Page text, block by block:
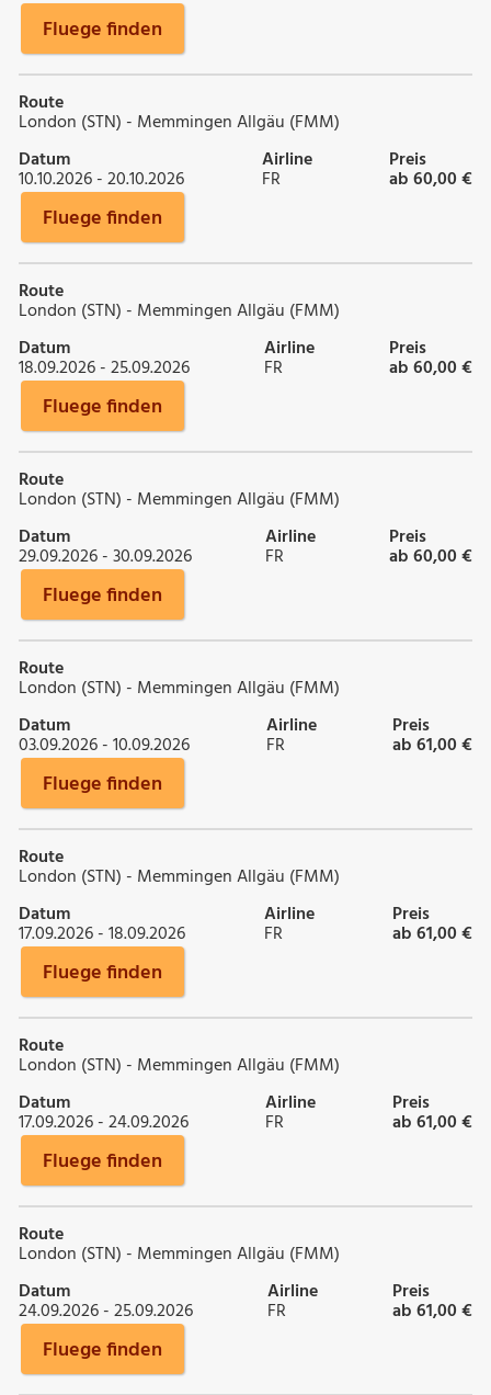
Fluege finden
Route
London (STN) - Memmingen Allgäu (FMM)
Datum
10.10.2026 - 20.10.2026
Airline
FR
Preis
ab 60,00 €
Fluege finden
Route
London (STN) - Memmingen Allgäu (FMM)
Datum
18.09.2026 - 25.09.2026
Airline
FR
Preis
ab 60,00 €
Fluege finden
Route
London (STN) - Memmingen Allgäu (FMM)
Datum
29.09.2026 - 30.09.2026
Airline
FR
Preis
ab 60,00 €
Fluege finden
Route
London (STN) - Memmingen Allgäu (FMM)
Datum
03.09.2026 - 10.09.2026
Airline
FR
Preis
ab 61,00 €
Fluege finden
Route
London (STN) - Memmingen Allgäu (FMM)
Datum
17.09.2026 - 18.09.2026
Airline
FR
Preis
ab 61,00 €
Fluege finden
Route
London (STN) - Memmingen Allgäu (FMM)
Datum
17.09.2026 - 24.09.2026
Airline
FR
Preis
ab 61,00 €
Fluege finden
Route
London (STN) - Memmingen Allgäu (FMM)
Datum
24.09.2026 - 25.09.2026
Airline
FR
Preis
ab 61,00 €
Fluege finden